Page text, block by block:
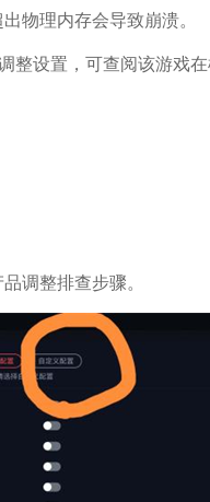
物理内存会导致崩溃。
设置，可查阅该游戏在
调整排查步骤。